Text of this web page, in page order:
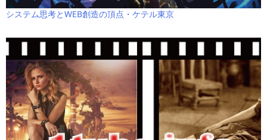
システム思考とWEB創造の頂点・ケテル東京